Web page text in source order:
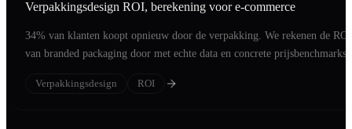
Verpakkingsdesign ROI, berekening voor e-commerce
34% van klanten koopt opnieuw door de verpakking. We rekenen de ROI
van branded packaging door met echte data en concrete prijsbenchmarks.
Verpakkingsdesign ROI